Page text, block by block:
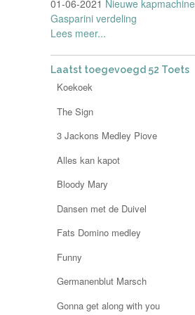
01-06-2021 Nieuwe kapmachine
Gasparini verdeling
Lees meer...
Laatst toegevoegd 52 Toets
Koekoek
The Sign
3 Jackons Medley Piove
Alles kan kapot
Bloody Mary
Dansen met de Duivel
Fats Domino medley
Funny
Germanenblut Marsch
Gonna get along with you